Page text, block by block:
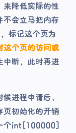
来降低实际的性
不会立马把内存
标记这个页为
这个页的访问或
中断，此时再进
进程申请后，
页初始化的开销
个int[100000]